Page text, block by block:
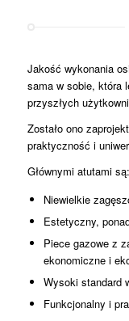
Jakość wykonania
sama w sobie, która
przyszłych
Zostało ono
praktyczność i
Głównymi atutami są:
Niewielkie
Estetyczny,
Piece gazowe z
ekonomiczne i
Wysoki standard
Funkcjonalny i